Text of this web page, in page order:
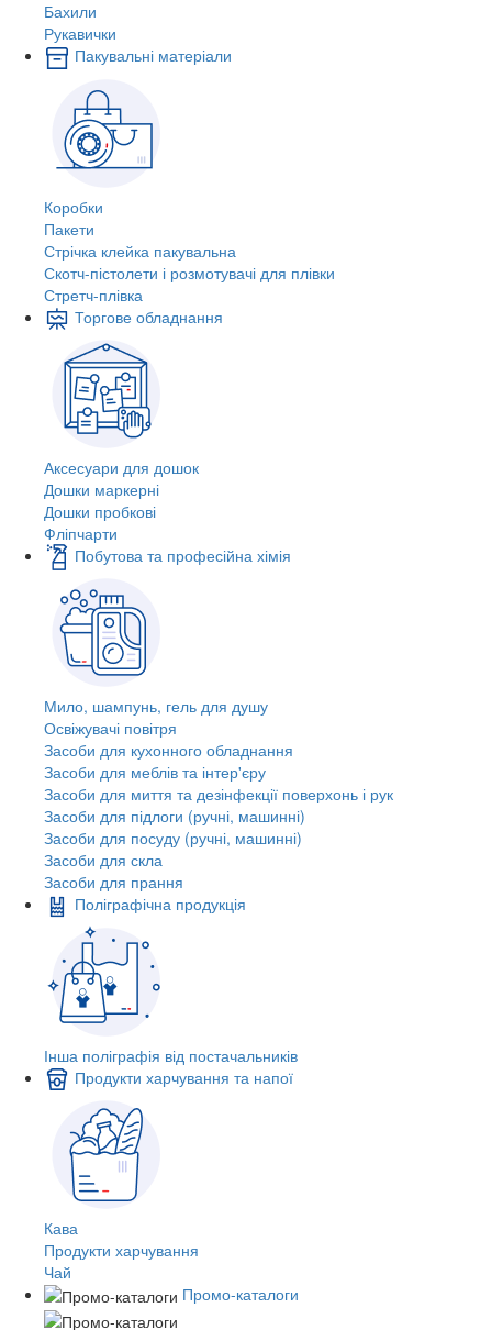
Бахили
Рукавички
Пакувальні матеріали
Коробки
Пакети
Стрічка клейка пакувальна
Скотч-пістолети і розмотувачі для плівки
Стретч-плівка
Торгове обладнання
Аксесуари для дошок
Дошки маркерні
Дошки пробкові
Фліпчарти
Побутова та професійна хімія
Мило, шампунь, гель для душу
Освіжувачі повітря
Засоби для кухонного обладнання
Засоби для меблів та інтер'єру
Засоби для миття та дезінфекції поверхонь і рук
Засоби для підлоги (ручні, машинні)
Засоби для посуду (ручні, машинні)
Засоби для скла
Засоби для прання
Поліграфічна продукція
Інша поліграфія від постачальників
Продукти харчування та напої
Кава
Продукти харчування
Чай
Промо-каталоги